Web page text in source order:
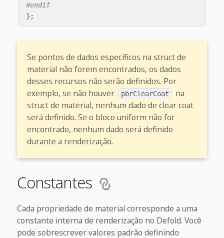
#endif
};
Se pontos de dados específicos na struct de
material não forem encontrados, os dados
desses recursos não serão definidos. Por
exemplo, se não houver
pbrClearCoat
na
struct de material, nenhum dado de clear coat
será definido. Se o bloco uniform não for
encontrado, nenhum dado será definido
durante a renderização.
Constantes
Cada propriedade de material corresponde a uma
constante interna de renderização no Defold. Você
pode sobrescrever valores padrão definindo